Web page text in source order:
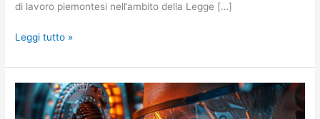
di lavoro piemontesi nell’ambito della Legge […]
Leggi tutto »
SkillsXS3:
fino